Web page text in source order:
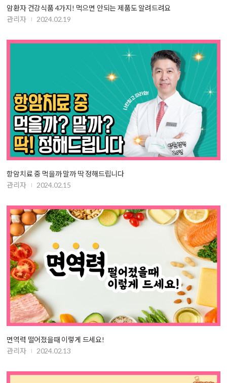
암환자 건강식품 4가지! 먹으면 안되는 제품도 알려드려요
관리자
2024.02.19
항암치료 중 먹을까 말까 딱 정해드립니다
관리자
2024.02.15
면역력 떨어졌을때 이렇게 드세요!
관리자
2024.02.13